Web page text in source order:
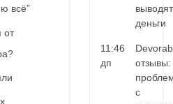
всё”
от
выводят
деньги
11:46
дп
отзывы:
с